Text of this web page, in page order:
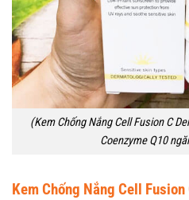
(Kem Chống Nắng Cell Fusion C
Coenzyme Q10
Kem Chống Nắng Cell